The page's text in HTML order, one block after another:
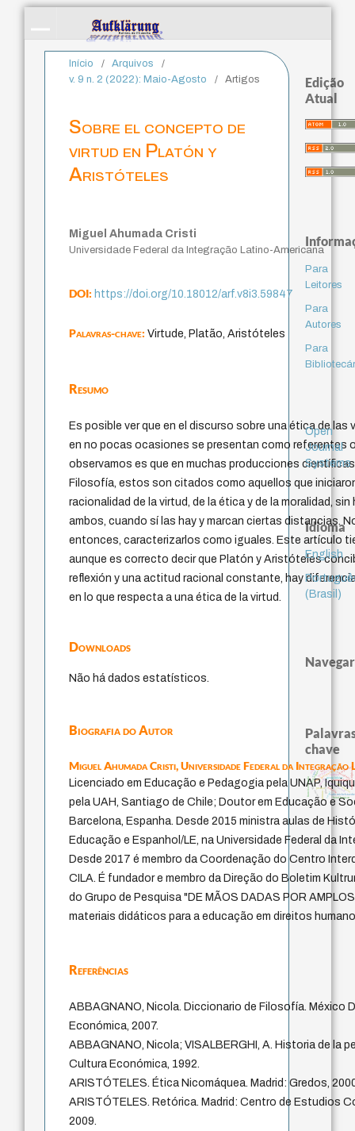
Início / Arquivos
/
v. 9 n. 2 (2022): Maio-Agosto
/ Artigos
Sobre el concepto de
virtud en Platón y
Aristóteles
Miguel Ahumada Cristi
Universidade Federal da Integração Latino-Americana
DOI:https://doi.org/10.18012/arf.v8i3.59847
Palavras-chave:Virtude, Platão, Aristóteles
Resumo
Es posible ver que en el discurso sobre una ética de
en no pocas ocasiones se presentan como referentes
observamos es que en muchas producciones
Filosofía, estos son citados como aquellos que
racionalidad de la virtud, de la ética y de la moralidad,
ambos, cuando sí las hay y marcan ciertas distancias.
entonces, caracterizarlos como iguales. Este artículo
aunque es correcto decir que Platón y Aristóteles
reflexión y una actitud racional constante, hay
en lo que respecta a una ética de la virtud.
Downloads
Não há dados estatísticos.
Biografia do Autor
Miguel Ahumada Cristi,Universidade Federal da Integração
Licenciado em Educação e Pedagogia pela UNAP,
pela UAH, Santiago de Chile; Doutor em Educação e
Barcelona, Espanha. Desde 2015 ministra aulas de
Educação e Espanhol/LE, na Universidade Federal da
Desde 2017 é membro da Coordenação do Centro
CILA. É fundador e membro da Direção do Boletim
do Grupo de Pesquisa "DE MÃOS DADAS POR
materiais didáticos para a educação em direitos
Referências
ABBAGNANO, Nicola. Diccionario de Filosofía. México
Económica, 2007.
ABBAGNANO, Nicola; VISALBERGHI, A. Historia de la
Cultura Económica, 1992.
ARISTÓTELES. Ética Nicomáquea. Madrid: Gredos,
ARISTÓTELES. Retórica. Madrid: Centro de Estudios
2009.
Edição
Atual
Para
Leitores
Para
Autores
Para
Open
Journal
Systems
Idioma
English
(Brasil)
Navegar
chave
comunidade
giustizia
princípios políticos
justiçadesobediência civil
consciência
metaphysics
criticism
filosofar
carlo
esperança
vida anímica
georg simmel
georg lukács
intuição
henri bergson
karl popper segunda tópica
ser-aí
francisco varela
certeza
temor
pintura
carne
aflição alegria